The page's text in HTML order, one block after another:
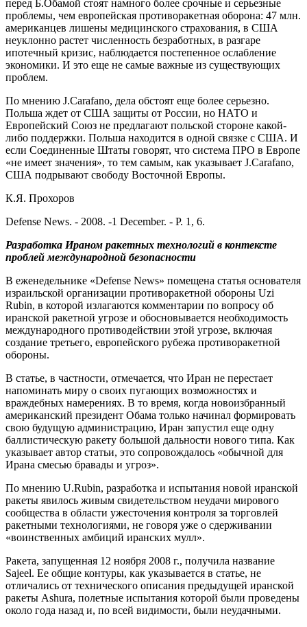
перед Б.Обамой стоят намного более срочные и серьезные
проблемы, чем европейская противоракетная оборона: 47 млн.
американцев лишены медицинского страхования, в США
неуклонно растет численность безработных, в разгаре
ипотечный кризис, наблюдается постепенное ослабление
экономики. И это еще не самые важные из существующих
проблем.
По мнению J.Carafano, дела обстоят еще более серьезно.
Польша ждет от США защиты от России, но НАТО и
Европейский Союз не предлагают польской стороне какой-
либо поддержки. Польша находится в одной связке с США. И
если Соединенные Штаты говорят, что система ПРО в Европе
«не имеет значения», то тем самым, как указывает J.Carafano,
США подрывают свободу Восточной Европы.
К.Я. Прохоров
Defense News. - 2008. -1 December. - P. 1, 6.
Разработка Ираном ракетных технологий в контексте
проблей международной безопасности
В еженедельнике «Defense News» помещена статья основателя
израильской организации противоракетной обороны Uzi
Rubin, в которой излагаются комментарии по вопросу об
иранской ракетной угрозе и обосновывается необходимость
международного противодействии этой угрозе, включая
создание третьего, европейского рубежа противоракетной
обороны.
В статье, в частности, отмечается, что Иран не перестает
напоминать миру о своих пугающих возможностях и
враждебных намерениях. В то время, когда новоизбранный
американский президент Обама только начинал формировать
свою будущую администрацию, Иран запустил еще одну
баллистическую ракету большой дальности нового типа. Как
указывает автор статьи, это сопровождалось «обычной для
Ирана смесью бравады и угроз».
По мнению U.Rubin, разработка и испытания новой иранской
ракеты явилось живым свидетельством неудачи мирового
сообщества в области ужесточения контроля за торговлей
ракетными технологиями, не говоря уже о сдерживании
«воинственных амбиций иранских мулл».
Ракета, запущенная 12 ноября 2008 г., получила название
Sajeel. Ее общие контуры, как указывается в статье, не
отличались от технического описания предыдущей иранской
ракеты Ashura, полетные испытания которой были проведены
около года назад и, по всей видимости, были неудачными.